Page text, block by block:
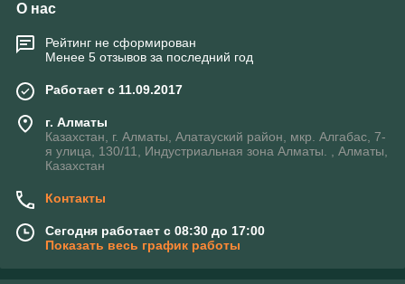
О нас
Рейтинг не сформирован
Менее 5 отзывов за последний год
Работает с 11.09.2017
г. Алматы
Казахстан, г. Алматы, Алатауский район, мкр. Алгабас, 7-
я улица, 130/11, Индустриальная зона Алматы. , Алматы,
Казахстан
Контакты
Сегодня работает с 08:30 до 17:00
Показать весь график работы